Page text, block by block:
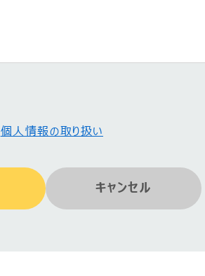
個人情報の取り扱い
キャンセル